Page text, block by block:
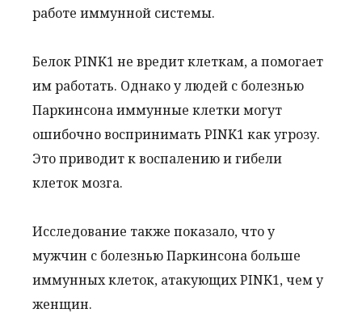
работе иммунной системы.
Белок PINK1 не вредит клеткам, а помогает
им работать. Однако у людей с болезнью
Паркинсона иммунные клетки могут
ошибочно воспринимать PINK1 как угрозу.
Это приводит к воспалению и гибели
клеток мозга.
Исследование также показало, что у
мужчин с болезнью Паркинсона больше
иммунных клеток, атакующих PINK1, чем у
женщин.